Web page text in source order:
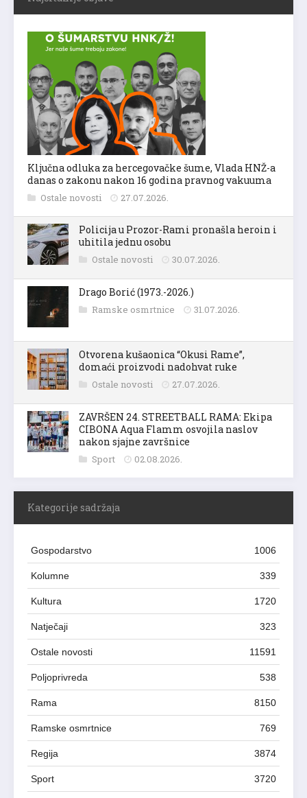
Ključna odluka za hercegovačke šume, Vlada HNŽ-a
danas o zakonu nakon 16 godina pravnog vakuuma
Ostale novosti 27.07.2026.
Policija u Prozor-Rami pronašla heroin i
uhitila jednu osobu
Ostale novosti 30.07.2026.
Drago Borić (1973.-2026.)
Ramske osmrtnice 31.07.2026.
Otvorena kušaonica “Okusi Rame”,
domaći proizvodi nadohvat ruke
Ostale novosti 27.07.2026.
ZAVRŠEN 24. STREETBALL RAMA: Ekipa
CIBONA Aqua Flamm osvojila naslov
nakon sjajne završnice
Sport 02.08.2026.
Kategorije sadržaja
Gospodarstvo 1006
Kolumne 339
Kultura 1720
Natječaji 323
Ostale novosti 11591
Poljoprivreda 538
Rama 8150
Ramske osmrtnice 769
Regija 3874
Sport 3720